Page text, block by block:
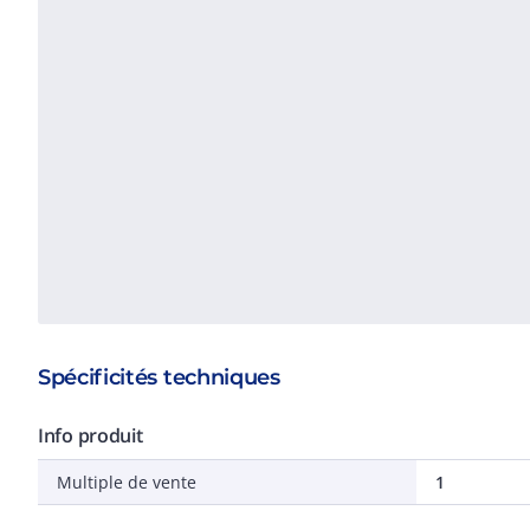
Spécificités techniques
Info produit
Multiple de vente 1